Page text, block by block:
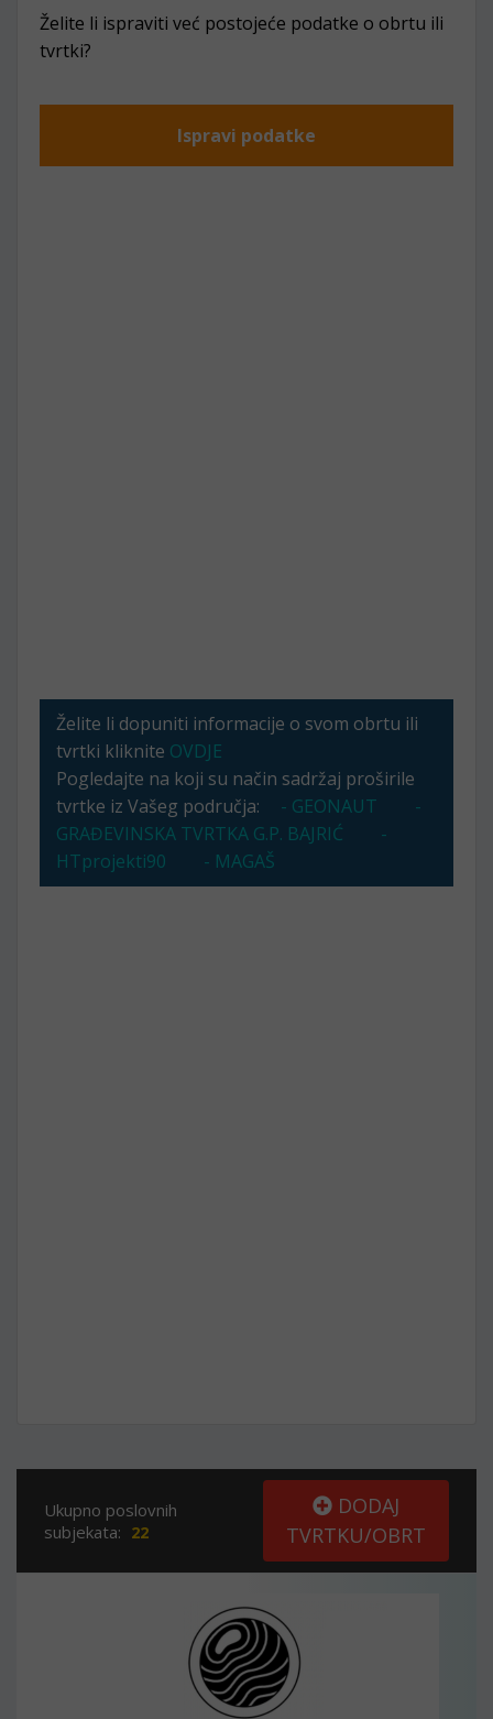
Želite li ispraviti već postojeće podatke o obrtu ili
tvrtki?
Ispravi podatke
Želite li dopuniti informacije o svom obrtu ili
tvrtki kliknite OVDJE
Pogledajte na koji su način sadržaj proširile
tvrtke iz Vašeg područja:
- GEONAUT
-
GRAĐEVINSKA TVRTKA G.P. BAJRIĆ
-
HTprojekti90
- MAGAŠ
Ukupno poslovnih
subjekata: 22
DODAJ
TVRTKU/OBRT